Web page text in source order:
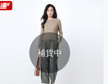
補貨中